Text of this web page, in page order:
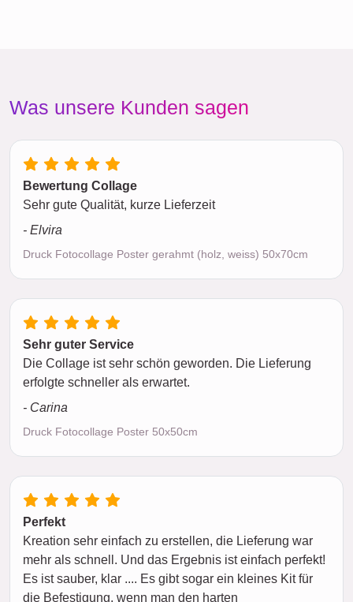
Was unsere Kunden sagen
Bewertung Collage
Sehr gute Qualität, kurze Lieferzeit
- Elvira
Druck Fotocollage Poster gerahmt (holz, weiss) 50x70cm
Sehr guter Service
Die Collage ist sehr schön geworden. Die Lieferung
erfolgte schneller als erwartet.
- Carina
Druck Fotocollage Poster 50x50cm
Perfekt
Kreation sehr einfach zu erstellen, die Lieferung war
mehr als schnell. Und das Ergebnis ist einfach perfekt!
Es ist sauber, klar .... Es gibt sogar ein kleines Kit für
die Befestigung, wenn man den harten